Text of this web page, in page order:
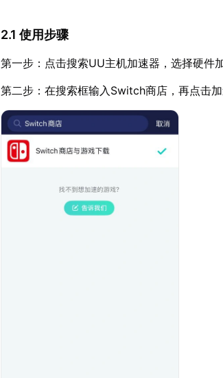
2.1 使用步骤
第一步：点击搜索UU主机加速器，选择硬件
第二步：在搜索框输入Switch商店，再点击加